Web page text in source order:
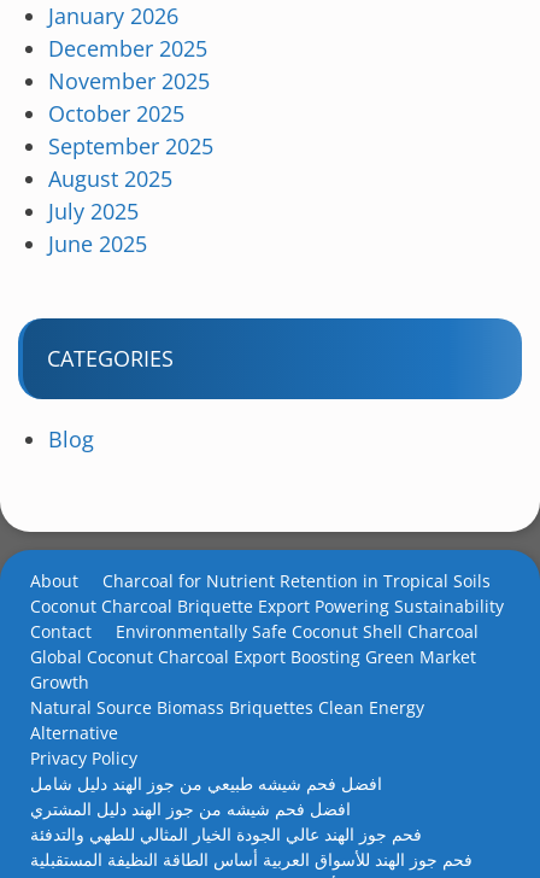
January 2026
December 2025
November 2025
October 2025
September 2025
August 2025
July 2025
June 2025
CATEGORIES
Blog
About
Charcoal for Nutrient Retention in Tropical Soils
Coconut Charcoal Briquette Export Powering Sustainability
Contact
Environmentally Safe Coconut Shell Charcoal
Global Coconut Charcoal Export Boosting Green Market
Growth
Natural Source Biomass Briquettes Clean Energy
Alternative
Privacy Policy
افضل فحم شيشه طبيعي من جوز الهند دليل شامل
افضل فحم شيشه من جوز الهند دليل المشتري
فحم جوز الهند عالي الجودة الخيار المثالي للطهي والتدفئة
فحم جوز الهند للأسواق العربية أساس الطاقة النظيفة المستقبلية